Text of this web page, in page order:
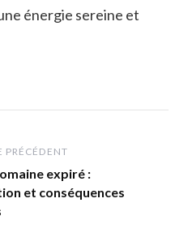
énergie sereine et
PRÉCÉDENT
expiré :
et conséquences